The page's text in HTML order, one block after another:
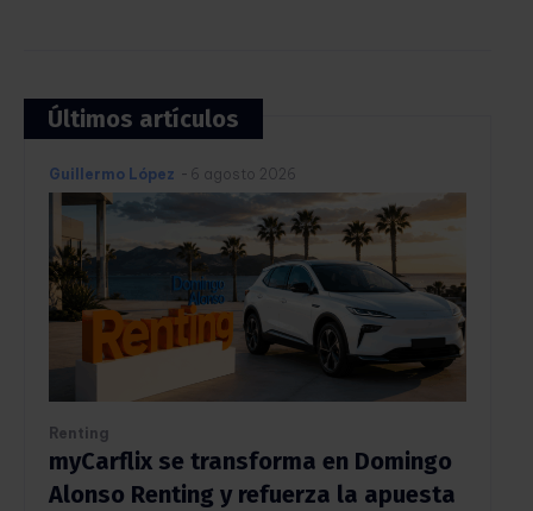
Últimos artículos
Guillermo López - 6 agosto 2026
Renting
myCarflix se transforma en Domingo
Alonso Renting y refuerza la apuesta